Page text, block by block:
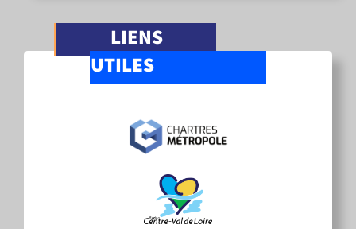
LIENS
UTILES